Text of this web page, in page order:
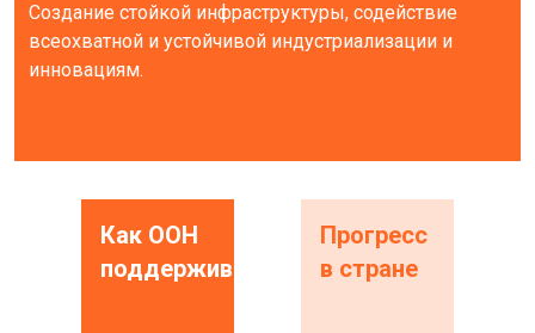
Создание стойкой инфраструктуры, содействие
всеохватной и устойчивой индустриализации и
инновациям.
Как ООН
поддерживает
Прогресс
в стране